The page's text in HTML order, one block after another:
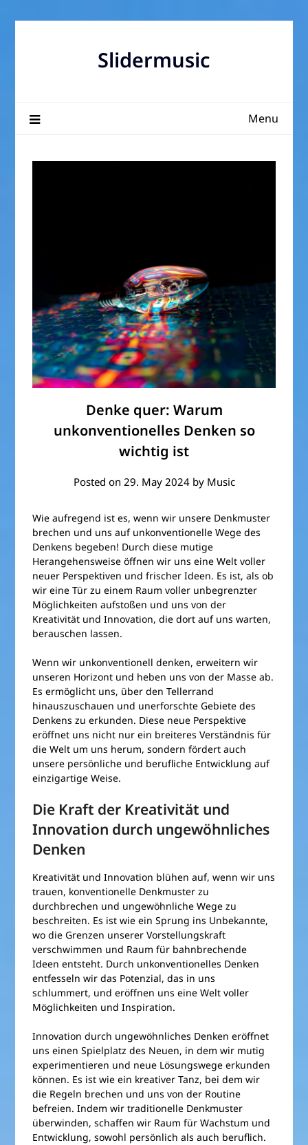
Slidermusic
Menu
Denke quer: Warum
unkonventionelles Denken so
wichtig ist
Posted on 29. May 2024by Music
Wie aufregend ist es, wenn wir unsere Denkmuster
brechen und uns auf unkonventionelle Wege des
Denkens begeben! Durch diese mutige
Herangehensweise öffnen wir uns eine Welt voller
neuer Perspektiven und frischer Ideen. Es ist, als ob
wir eine Tür zu einem Raum voller unbegrenzter
Möglichkeiten aufstoßen und uns von der
Kreativität und Innovation, die dort auf uns warten,
berauschen lassen.
Wenn wir unkonventionell denken, erweitern wir
unseren Horizont und heben uns von der Masse ab.
Es ermöglicht uns, über den Tellerrand
hinauszuschauen und unerforschte Gebiete des
Denkens zu erkunden. Diese neue Perspektive
eröffnet uns nicht nur ein breiteres Verständnis für
die Welt um uns herum, sondern fördert auch
unsere persönliche und berufliche Entwicklung auf
einzigartige Weise.
Die Kraft der Kreativität und
Innovation durch ungewöhnliches
Denken
Kreativität und Innovation blühen auf, wenn wir uns
trauen, konventionelle Denkmuster zu
durchbrechen und ungewöhnliche Wege zu
beschreiten. Es ist wie ein Sprung ins Unbekannte,
wo die Grenzen unserer Vorstellungskraft
verschwimmen und Raum für bahnbrechende
Ideen entsteht. Durch unkonventionelles Denken
entfesseln wir das Potenzial, das in uns
schlummert, und eröffnen uns eine Welt voller
Möglichkeiten und Inspiration.
Innovation durch ungewöhnliches Denken eröffnet
uns einen Spielplatz des Neuen, in dem wir mutig
experimentieren und neue Lösungswege erkunden
können. Es ist wie ein kreativer Tanz, bei dem wir
die Regeln brechen und uns von der Routine
befreien. Indem wir traditionelle Denkmuster
überwinden, schaffen wir Raum für Wachstum und
Entwicklung, sowohl persönlich als auch beruflich.